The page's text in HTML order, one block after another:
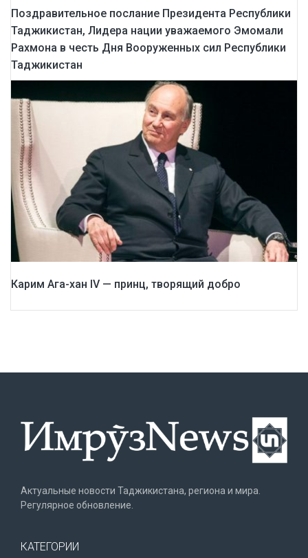
Поздравительное послание Президента Республики
Таджикистан, Лидера нации уважаемого Эмомали
Рахмона в честь Дня Вооруженных сил Республики
Таджикистан
Карим Ага-хан IV — принц, творящий добро
Актуальные новости Таджикистана, региона и мира.
Регулярное обновление.
КАТЕГОРИИ